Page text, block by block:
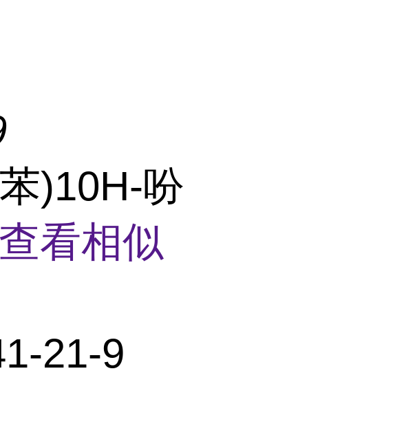
)10H-吩
查看相似
21-9